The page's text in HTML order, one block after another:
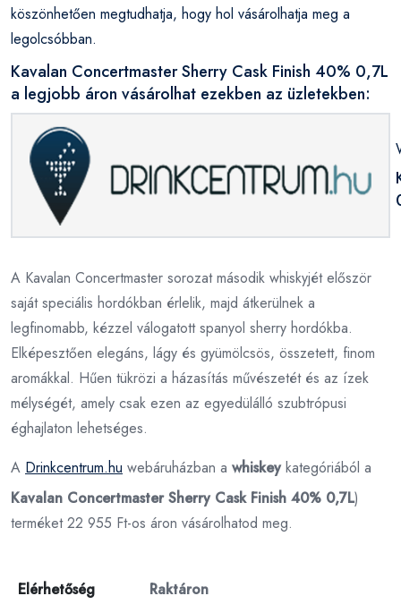
köszönhetően megtudhatja, hogy hol vásárolhatja meg a
legolcsóbban.
Kavalan Concertmaster Sherry Cask Finish 40% 0,7L
a legjobb áron vásárolhat ezekben az üzletekben:
A Kavalan Concertmaster sorozat második whiskyjét először
saját speciális hordókban érlelik, majd átkerülnek a
legfinomabb, kézzel válogatott spanyol sherry hordókba.
Elképesztően elegáns, lágy és gyümölcsös, összetett, finom
aromákkal. Hűen tükrözi a házasítás művészetét és az ízek
mélységét, amely csak ezen az egyedülálló szubtrópusi
éghajlaton lehetséges.
A Drinkcentrum.hu webáruházban a whiskeykategóriából a
Kavalan Concertmaster Sherry Cask Finish 40% 0,7L)
terméket 22 955 Ft-os áron vásárolhatod meg.
Elérhetőség Raktáron